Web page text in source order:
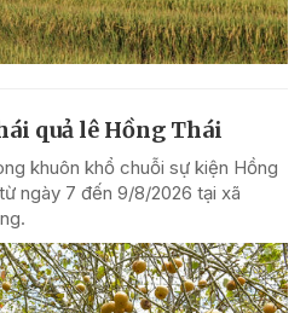
quả lê Hồng Thái
khuôn khổ chuỗi sự kiện Hồng
ngày 7 đến 9/8/2026 tại xã